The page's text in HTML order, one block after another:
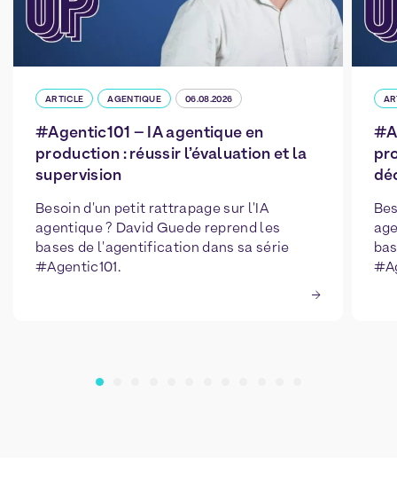
ARTICLE AGENTIQUE 06.08.2026
#Agentic101 – IA agentique en
production : réussir l’évaluation et la
supervision
Besoin d'un petit rattrapage sur l'IA
agentique ? David Guede reprend les
bases de l'agentification dans sa série
#Agentic101.